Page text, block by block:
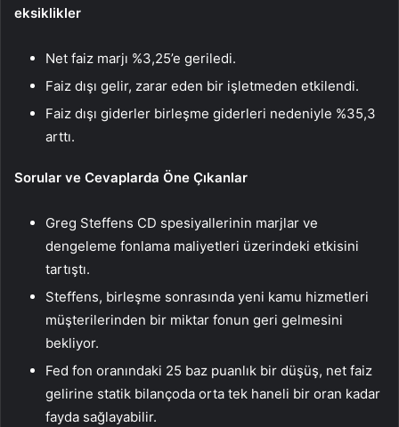
eksiklikler
Net faiz marjı %3,25’e geriledi.
Faiz dışı gelir, zarar eden bir işletmeden etkilendi.
Faiz dışı giderler birleşme giderleri nedeniyle %35,3
arttı.
Sorular ve Cevaplarda Öne Çıkanlar
Greg Steffens CD spesiyallerinin marjlar ve
dengeleme fonlama maliyetleri üzerindeki etkisini
tartıştı.
Steffens, birleşme sonrasında yeni kamu hizmetleri
müşterilerinden bir miktar fonun geri gelmesini
bekliyor.
Fed fon oranındaki 25 baz puanlık bir düşüş, net faiz
gelirine statik bilançoda orta tek haneli bir oran kadar
fayda sağlayabilir.